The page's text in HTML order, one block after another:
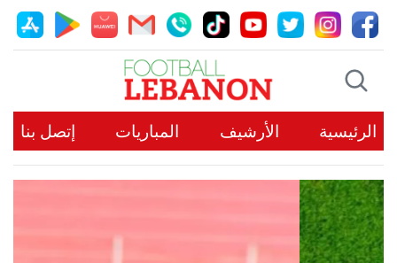
الرئيسية الأرشيف المباريات إتصل بنا